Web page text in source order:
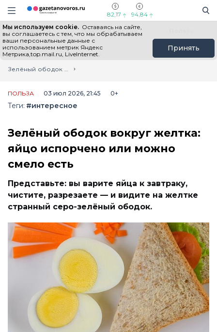
Информационный портал "ГазетаНоворос.ру"
Навигация сайта
82,17 94,84
Мы используем cookie. Оставаясь на сайте,
вы соглашаетесь с тем, что мы обрабатываем
ваши персональные данные с
использованием метрик Яндекс
Метрика,top.mail.ru, LiveInternet.
Принять
Все новости Новости России
Главная
Лента новостей
Зелёный ободок вокруг желтка: яйцо испорчено или можно смело есть
ПОЛЬЗА 03 июл 2026, 21:45 0+
Теги: #интересное
Зелёный ободок вокруг желтка:
яйцо испорчено или можно
смело есть
Представьте: вы варите яйца к завтраку,
чистите, разрезаете — и видите на желтке
странный серо-зелёный ободок.